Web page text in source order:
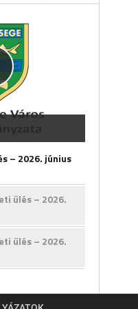
– 2026. június
ülés – 2026.
ülés – 2026.